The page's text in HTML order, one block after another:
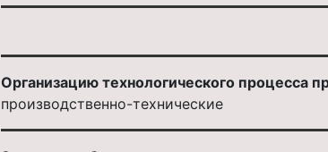
Организацию технологического процесса
производственно-технические